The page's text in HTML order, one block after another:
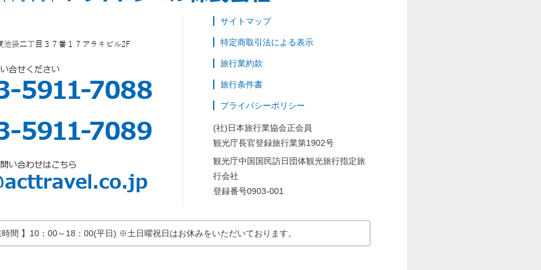
サイトマップ
特定商取引法による表示
旅行業約款
旅行条件書
プライバシーポリシー
(社)日本旅行業協会正会員
観光庁長官登録旅行業第1902号
観光庁中国国民訪日団体観光旅行指定旅
行会社
登録番号0903-001
間 】10：00～18：00(平日) ※土日曜祝日はお休みをいただいております。